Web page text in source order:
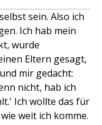
sein. Also ich
Ich hab mein
wurde
Eltern gesagt,
mir gedacht:
nicht, hab ich
Ich wollte das für
weit ich komme.